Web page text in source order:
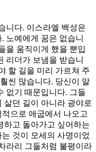
니다. 이스라엘 백성은
노예에게 꿈은 없습니
을 움직이게 했을 뿐입
리더가 보냄을 받습니
할 길을 미리 가르쳐 주
씬 많습니다. 당신이 알
없기 때문입니다. 그들
살던 길이 아니라 광야로
으로 애굽에서 나오고
하고 돌아가고 싶어하는
것이 모세의 사명이었
라리 그들처럼 불평이라